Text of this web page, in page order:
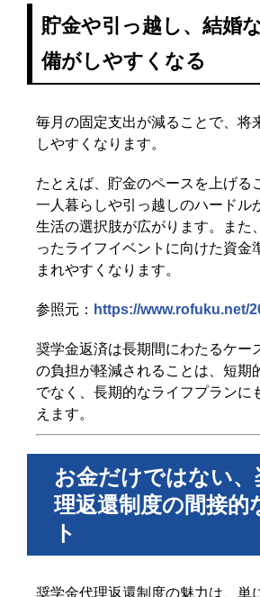
貯金や引っ越し、結婚
備がしやすくなる
毎月の固定支出が減ることで、将
しやすくなります。
たとえば、貯金のペースを上げる
一人暮らしや引っ越しのハードル
生活の選択肢が広がります。また
ったライフイベントに向けた資金
まれやすくなります。
参照元： https://www.rofuku.net/
奨学金返済は長期間にわたるケー
の負担が軽減されることは、短期
でなく、長期的なライフプランに
えます。
お金だけではない、
理返還制度の間接的
ト
奨学金代理返還制度の魅力は、単